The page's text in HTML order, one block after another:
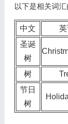
以下是相关词汇
中文
圣诞
树
树
节日
树